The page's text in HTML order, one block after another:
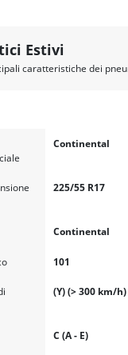
Estivi
caratteristiche dei
Continental
225/55 R17
Continental
101
(Y) (> 300 km/h)
C (A - E)